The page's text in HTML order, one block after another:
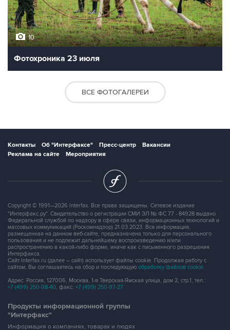
10
Фотохроника 23 июля
ВСЕ ФОТОГАЛЕРЕИ
Контакты Об "Интерфаксе" Пресс-центр
Вакансии
Реклама на сайте
Мероприятия
Copyright © 1991—2026 Interfax. Все права защищены. Сетевое издание
"Интерфакс.ру". Свидетельство о регистрации СМИ ЭЛ № ФС 77 - 84928 выдано
Федеральной службой по надзору в сфере связи, информационных технологий и
массовых коммуникаций (Роскомнадзор) 21.03.2023. Вся информация,
размещенная на данном веб-сайте, предназначена только для персонального
пользования и не подлежит дальнейшему воспроизведению и/или
распространению в какой-либо форме, иначе как с письменного разрешения
Интерфакса.
Сайт Interfax.ru (далее – сайт) использует файлы cookie. Продолжая работу с
сайтом, Вы соглашаетесь на сбор и последующую обработку файлов cookie.
Адрес: Россия, 127006, Москва, 1-я Тверская-Ямская улица, дом 2, стр.1, тел.:
+7 (499) 250-98-40, факс: +7 (499) 250-97-27
Продукты информационной группы
"Интерфакс"
Информация о компаниях, товарах и людях